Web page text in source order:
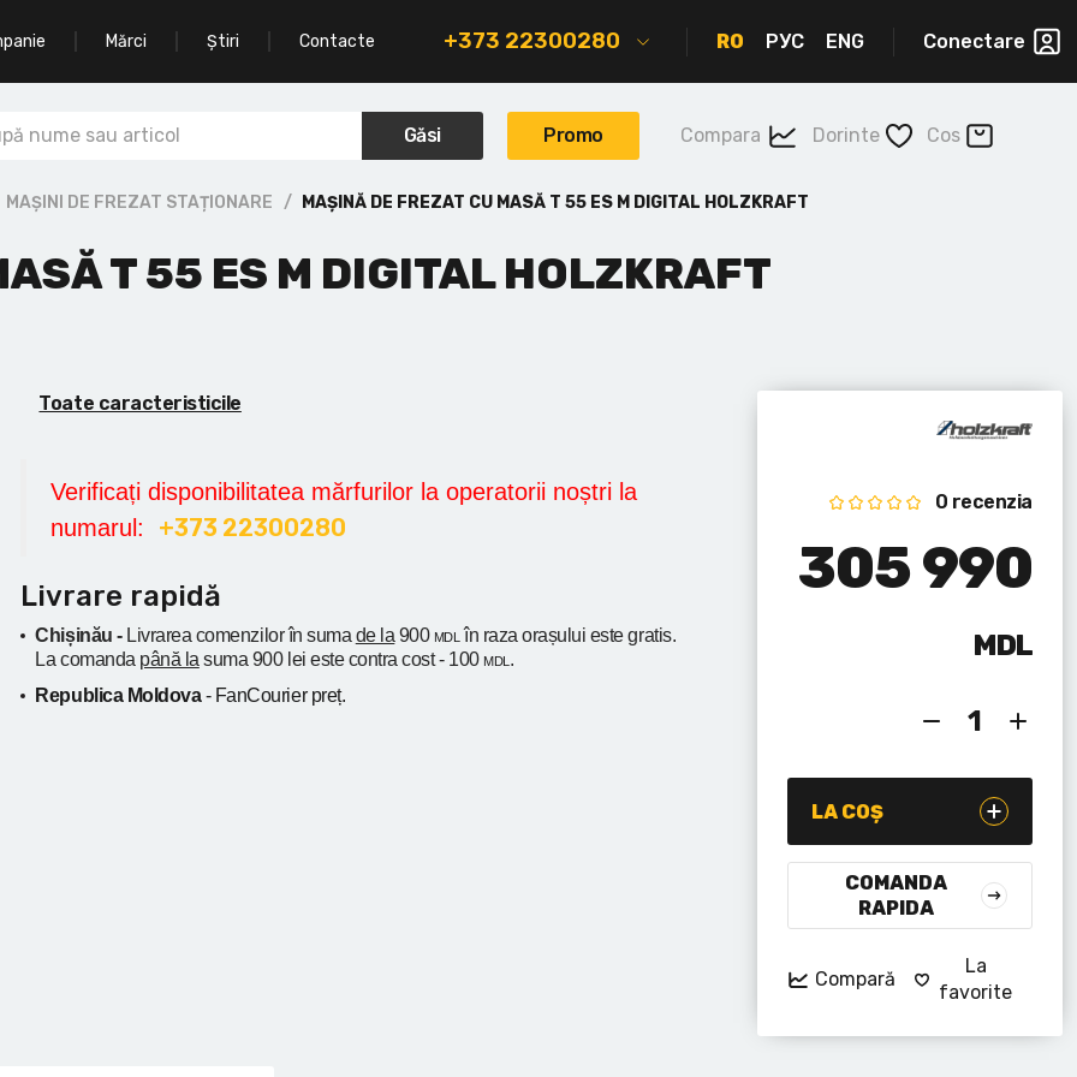
Mărci Știri Contacte +373 22300280 RO РУС ENG Conectare
Găsi Promo Compara Dorinte Cos
MAȘINI DE FREZAT STAȚIONARE MAȘINĂ DE FREZAT CU MASĂ T 55 ES M DIGITAL HOLZKRAFT
T 55 ES M DIGITAL HOLZKRAFT
Toate caracteristicile
Verificați disponibilitatea mărfurilor la operatorii noștri la
numarul: +373 22300280
Livrare rapidă
Chișinău - Livrarea comenzilor în suma de la 900 MDL în raza orașului este gratis.
La comanda până la suma 900 lei este contra cost - 100 MDL .
Republica Moldova- FanCourier preț.
0 recenzia
305 990
MDL
LA COȘ
COMANDA
RAPIDA
Compară
La
favorite